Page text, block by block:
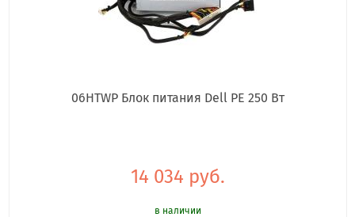
06HTWP Блок питания Dell PE 250 Вт
14 034 руб.
в наличии